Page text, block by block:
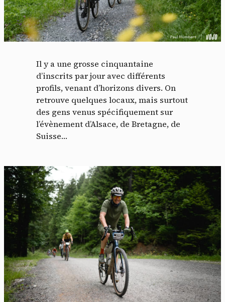
Il y a une grosse cinquantaine
d’inscrits par jour avec différents
profils, venant d’horizons divers. On
retrouve quelques locaux, mais surtout
des gens venus spécifiquement sur
l’évènement d’Alsace, de Bretagne, de
Suisse…